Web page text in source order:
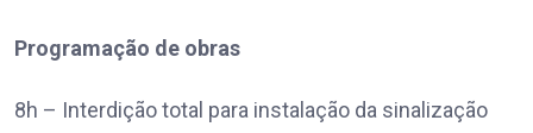
Programação de obras
8h – Interdição total para instalação da sinalização